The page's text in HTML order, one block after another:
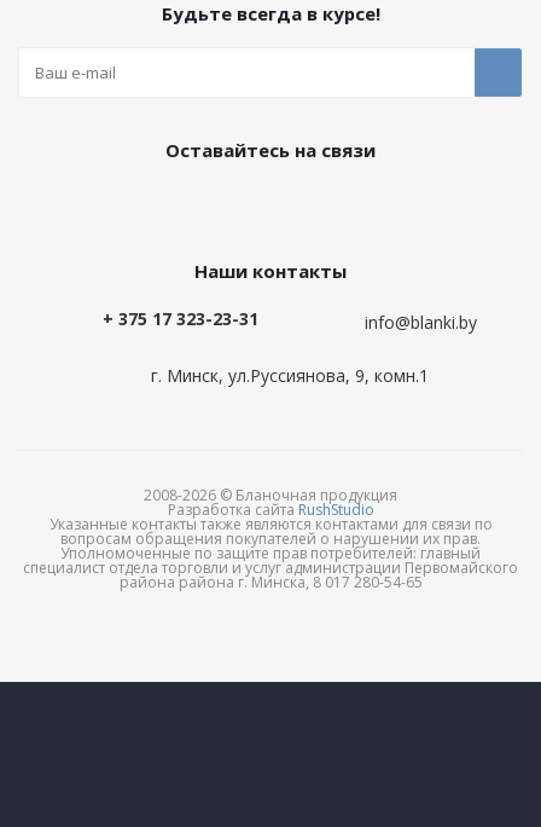
Будьте всегда в курсе!
Оставайтесь на связи
Наши контакты
+ 375 17 323-23-31 info@blanki.by
г. Минск, ул.Руссиянова, 9, комн.1
2008-2026 © Бланочная продукция
Разработка сайта RushStudio
Указанные контакты также являются контактами для связи по
вопросам обращения покупателей о нарушении их прав.
Уполномоченные по защите прав потребителей: главный
специалист отдела торговли и услуг администрации Первомайского
района района г. Минска, 8 017 280-54-65